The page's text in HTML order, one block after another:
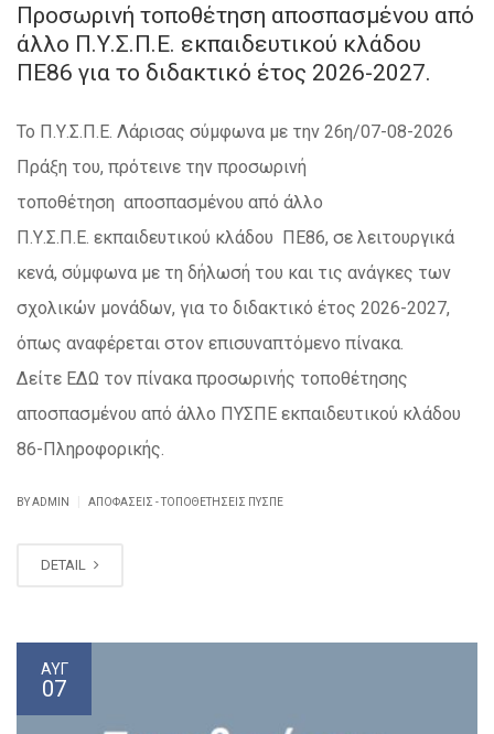
Προσωρινή τοποθέτηση αποσπασμένου από
άλλο Π.Υ.Σ.Π.Ε. εκπαιδευτικού κλάδου
ΠΕ86 για το διδακτικό έτος 2026-2027.
Το Π.Υ.Σ.Π.Ε. Λάρισας σύμφωνα με την 26η/07-08-2026
Πράξη του, πρότεινε την προσωρινή
τοποθέτηση αποσπασμένου από άλλο
Π.Υ.Σ.Π.Ε. εκπαιδευτικού κλάδου ΠΕ86, σε λειτουργικά
κενά, σύμφωνα με τη δήλωσή του και τις ανάγκες των
σχολικών μονάδων, για το διδακτικό έτος 2026-2027,
όπως αναφέρεται στον επισυναπτόμενο πίνακα.
Δείτε ΕΔΩ τον πίνακα προσωρινής τοποθέτησης
αποσπασμένου από άλλο ΠΥΣΠΕ εκπαιδευτικού κλάδου
86-Πληροφορικής.
BY ADMIN ΑΠΟΦΆΣΕΙΣ - ΤΟΠΟΘΕΤΉΣΕΙΣ ΠΥΣΠΕ
DETAIL
ΑΥΓ
07